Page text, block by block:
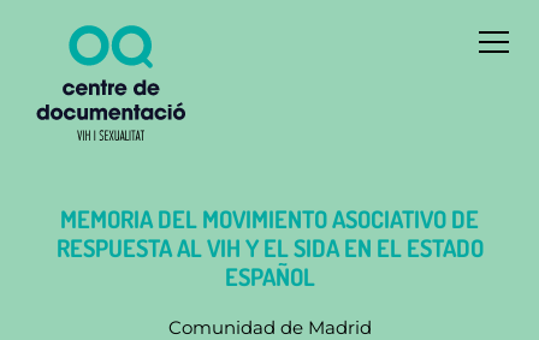
MEMORIA DEL MOVIMIENTO ASOCIATIVO DE
RESPUESTA AL VIH Y EL SIDA EN EL ESTADO
ESPAÑOL
Comunidad de Madrid